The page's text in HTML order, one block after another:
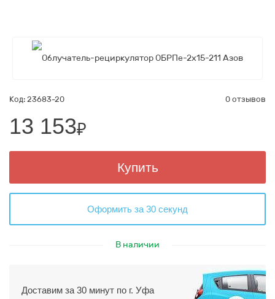
Код: 23683-20 0 отзывов
13 153₽
Купить
Оформить за 30 секунд
В наличии
Доставим за 30 минут по г. Уфа